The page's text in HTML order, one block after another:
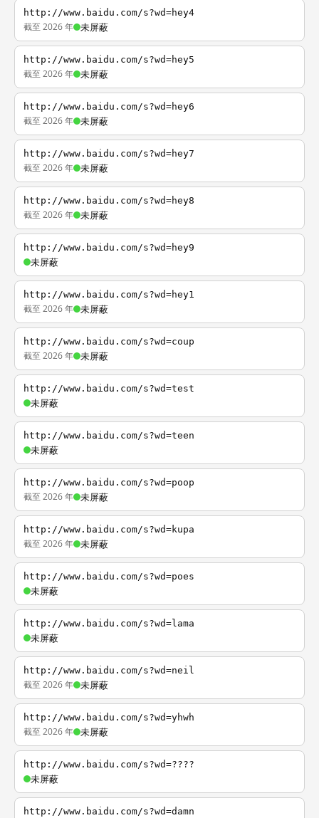
http://www.baidu.com/s?wd=hey4
截至 2026 年 未屏蔽
http://www.baidu.com/s?wd=hey5
截至 2026 年 未屏蔽
http://www.baidu.com/s?wd=hey6
截至 2026 年 未屏蔽
http://www.baidu.com/s?wd=hey7
截至 2026 年 未屏蔽
http://www.baidu.com/s?wd=hey8
截至 2026 年 未屏蔽
http://www.baidu.com/s?wd=hey9
未屏蔽
http://www.baidu.com/s?wd=hey1
截至 2026 年 未屏蔽
http://www.baidu.com/s?wd=coup
截至 2026 年 未屏蔽
http://www.baidu.com/s?wd=test
未屏蔽
http://www.baidu.com/s?wd=teen
未屏蔽
http://www.baidu.com/s?wd=poop
截至 2026 年 未屏蔽
http://www.baidu.com/s?wd=kupa
截至 2026 年 未屏蔽
http://www.baidu.com/s?wd=poes
未屏蔽
http://www.baidu.com/s?wd=lama
未屏蔽
http://www.baidu.com/s?wd=neil
截至 2026 年 未屏蔽
http://www.baidu.com/s?wd=yhwh
截至 2026 年 未屏蔽
http://www.baidu.com/s?wd=????
未屏蔽
http://www.baidu.com/s?wd=damn